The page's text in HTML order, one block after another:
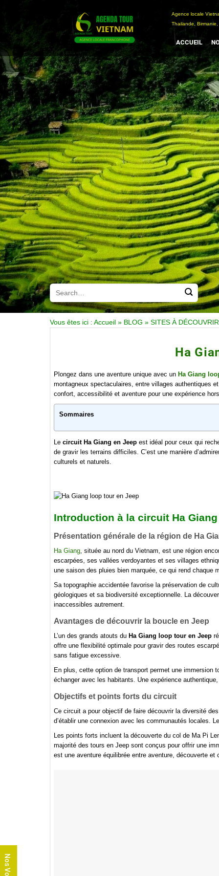
Agence locale
Thailande, Birmanie,
ACCUEIL
Vous êtes ici : Accueil » BLOG » SITES À DÉCOUVRIR
Ha
Plongez dans une aventure unique avec un Ha Giang
montagneux spectaculaires, entre villages authentiques
confort, accessibilité et aventure pour une expérience
Sommaires
Le circuit Ha Giang en Jeep est idéal pour ceux qui
de gravir les terrains difficiles. C’est une manière
culturels et naturels.
Introduction à la circuit Ha
Présentation générale de la région de Ha
Ha Giang , située au nord du Vietnam, est une région
escarpées, ses vallées verdoyantes et ses villages
une saison des pluies bien marquée, ce qui rend chaque
Sa topographie accidentée favorise la préservation de
géologiques et sa biodiversité exceptionnelle. La
inaccessibles autrement.
Avantages de découvrir la boucle en Jeep
L’un des grands atouts du Ha Giang loop tour en Jeep
offre une flexibilité optimale pour gravir des routes
sans fatigue excessive.
En plus, cette option de transport permet une immersion
échanger avec les habitants. Une expérience
Objectifs et points forts du circuit
Ce circuit a pour objectif de faire découvrir la diversité
d’établir une connexion avec les communautés locales.
Les points forts incluent la découverte du col de Ma Pi
majorité des tours en Jeep sont conçus pour offrir une
est une aventure équilibrée entre aventure, découverte et